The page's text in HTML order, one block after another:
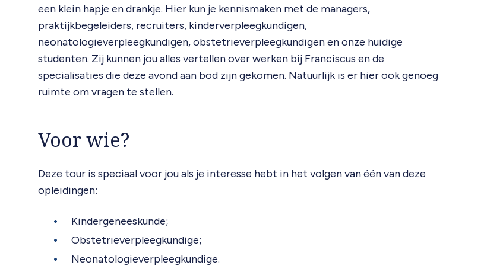
een klein hapje en drankje. Hier kun je kennismaken met de managers,
praktijkbegeleiders, recruiters, kinderverpleegkundigen,
neonatologieverpleegkundigen, obstetrieverpleegkundigen en onze huidige
studenten. Zij kunnen jou alles vertellen over werken bij Franciscus en de
specialisaties die deze avond aan bod zijn gekomen. Natuurlijk is er hier ook genoeg
ruimte om vragen te stellen.
Voor wie?
Deze tour is speciaal voor jou als je interesse hebt in het volgen van één van deze
opleidingen:
Kindergeneeskunde;
Obstetrieverpleegkundige;
Neonatologieverpleegkundige.